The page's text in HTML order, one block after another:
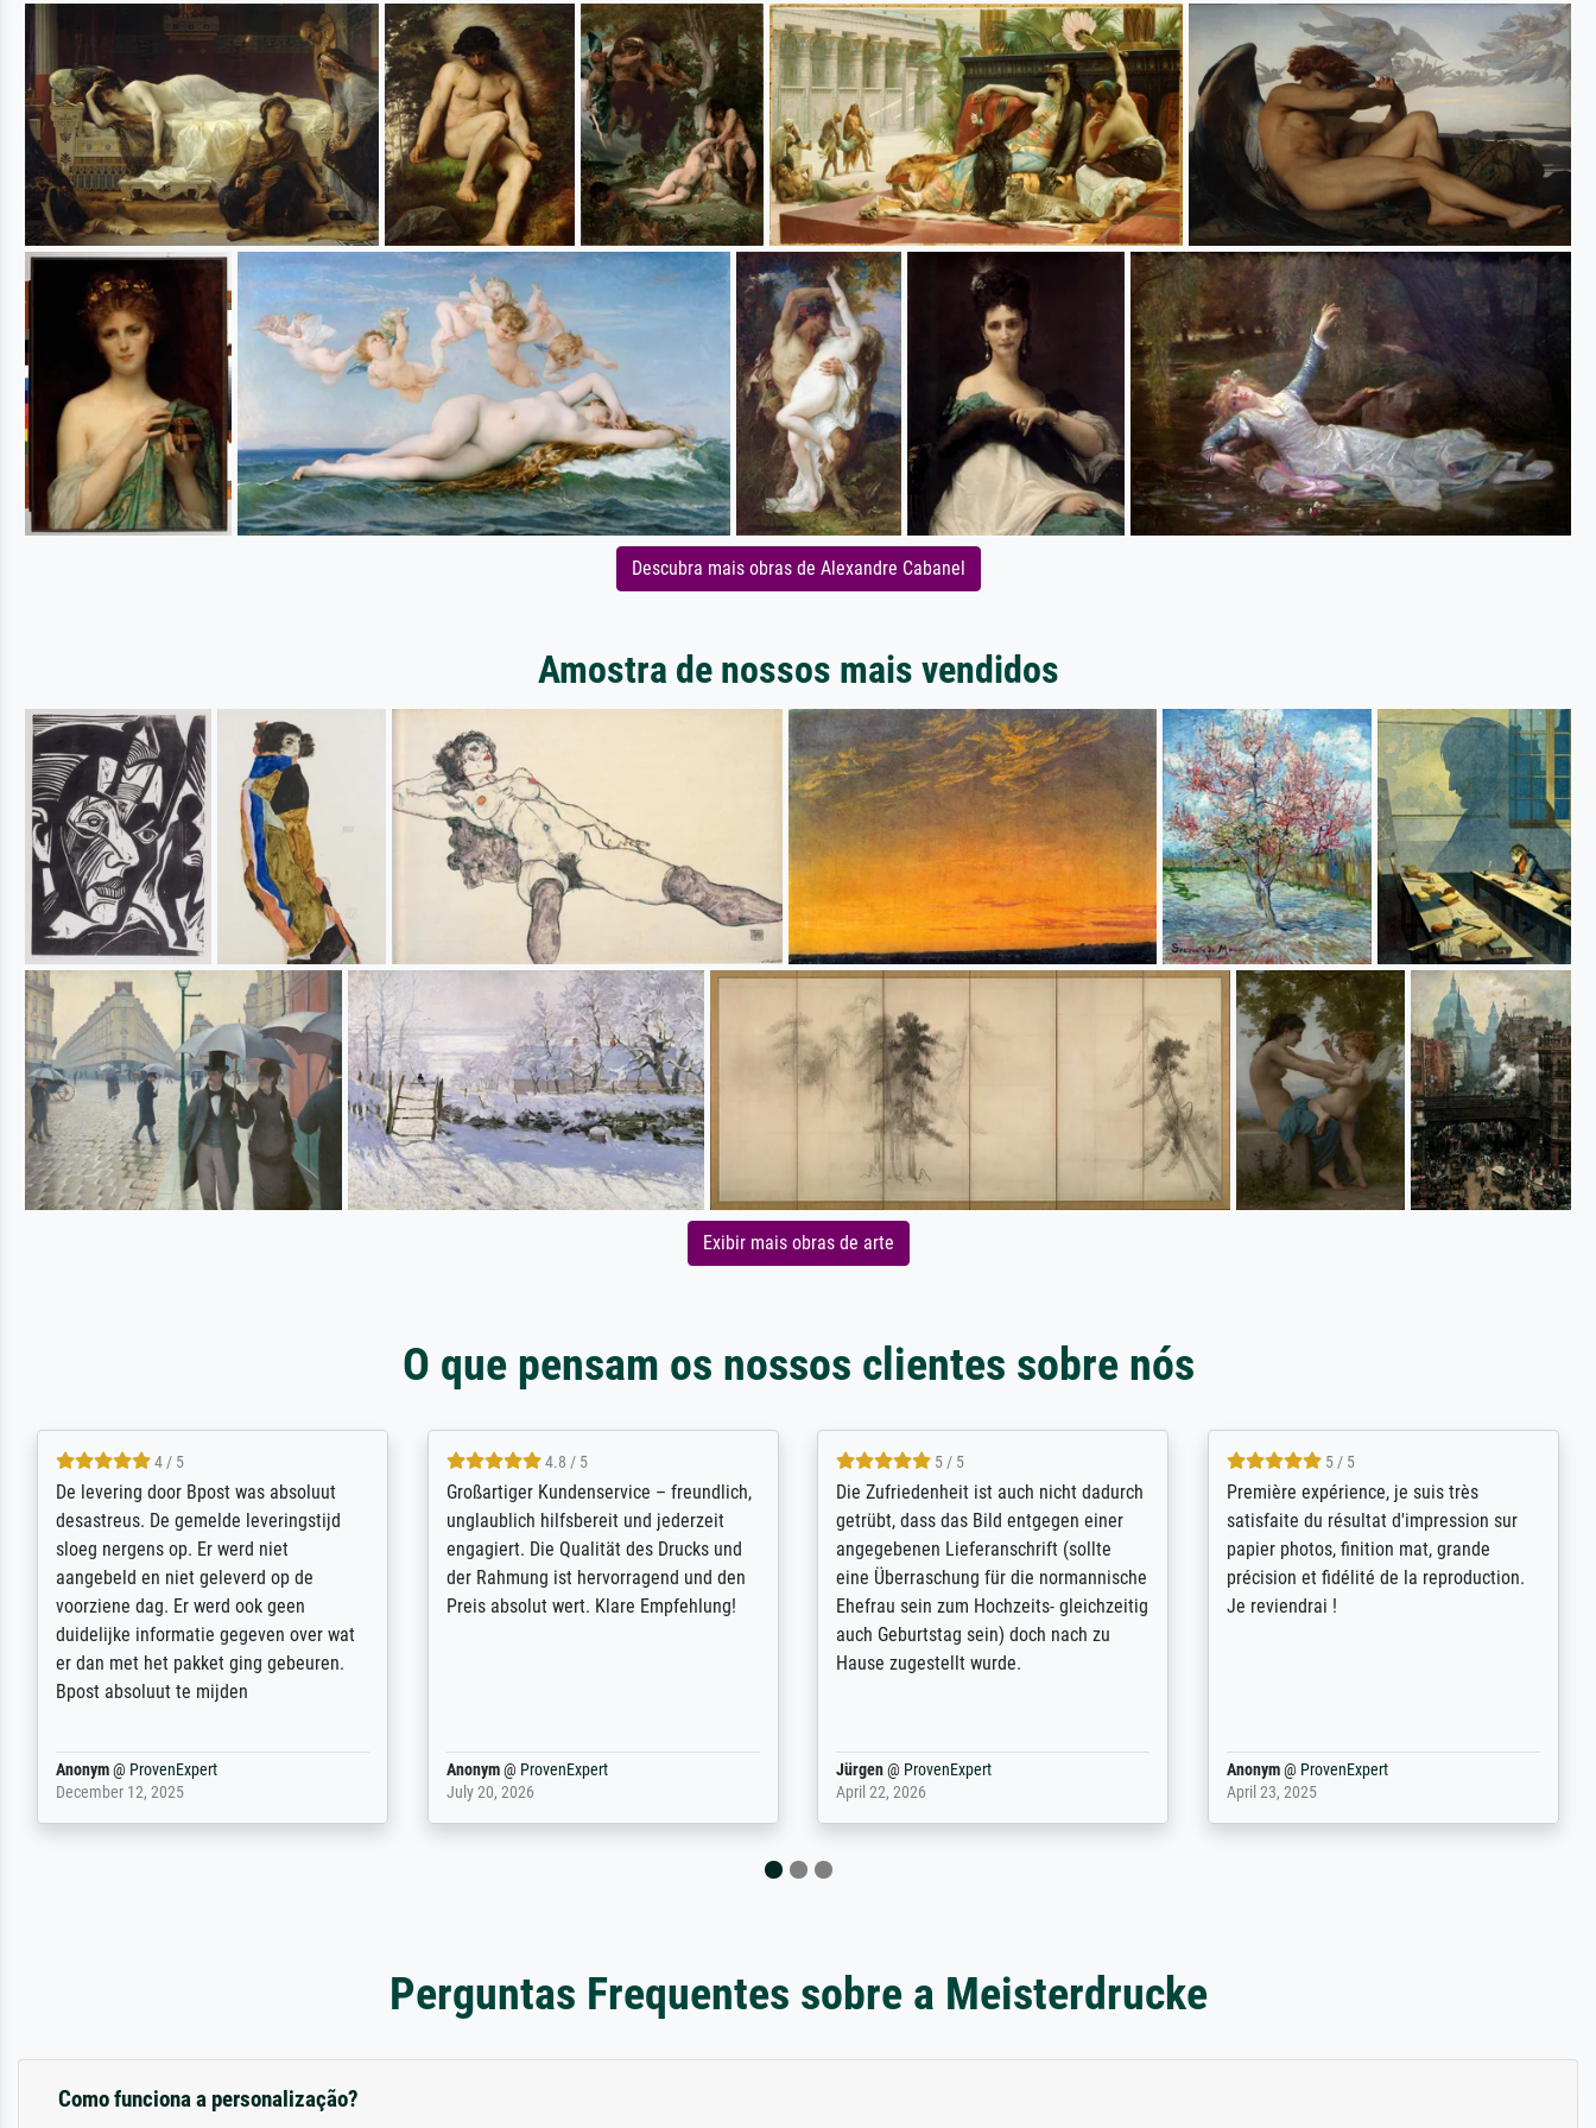
Descubra mais obras de Alexandre Cabanel
Amostra de nossos mais vendidos
Exibir mais obras de arte
O que pensam os nossos clientes sobre nós
5 / 5
Sehr gute Qualität des Leinwanddrucks
und des Rahmens! Unser Bild wurde
sehr sorgfältig und sicher verpackt, so
dass es unbeschadet bei uns ankam. Es
wird nicht unser letzter Meisterdruck
sein. Vielen Dank!
Reinhold,@ProvenExpert
April 22, 2026
5 / 5
Für ein Erinnerungsbuch mit der
Feldpost meines Großvaters aus dem 1.
Weltkrieg benötigte ich ein
ausdrucksvolles Bild. Das habe ich bei
Ihnen gefunden. Bei der Auswahl der
weiter. Vielen ...
Margot@ProvenExpert
February 20, 2026
4.8 / 5
Hervorragende Qualität. Man kann sich
vieles anpassen lassen, wie z.B.:
Randentfernung, Farbe, Helligkeit,
Kontrast und Weiteres. Sehr freundliche
Kontaktperson per Mail. Das Bild (ein
Kunstdruck) wurde sehr gut verpackt -
sehr starke Papprolle mit Plastikdeckeln
Anonym@ProvenExpert
August 12, 2025
4.8 / 5
Qualité absolument irréprochable.
Extraordinaire diversité des thèmes
abordés et personnalisation des
demandes (recadrage, réajustement des
couleurs). Relation clientèle parfaite.
Anonym@ ProvenExpert
March 31, 2025
Perguntas Frequentes sobre a Meisterdrucke
Como funciona a personalização?